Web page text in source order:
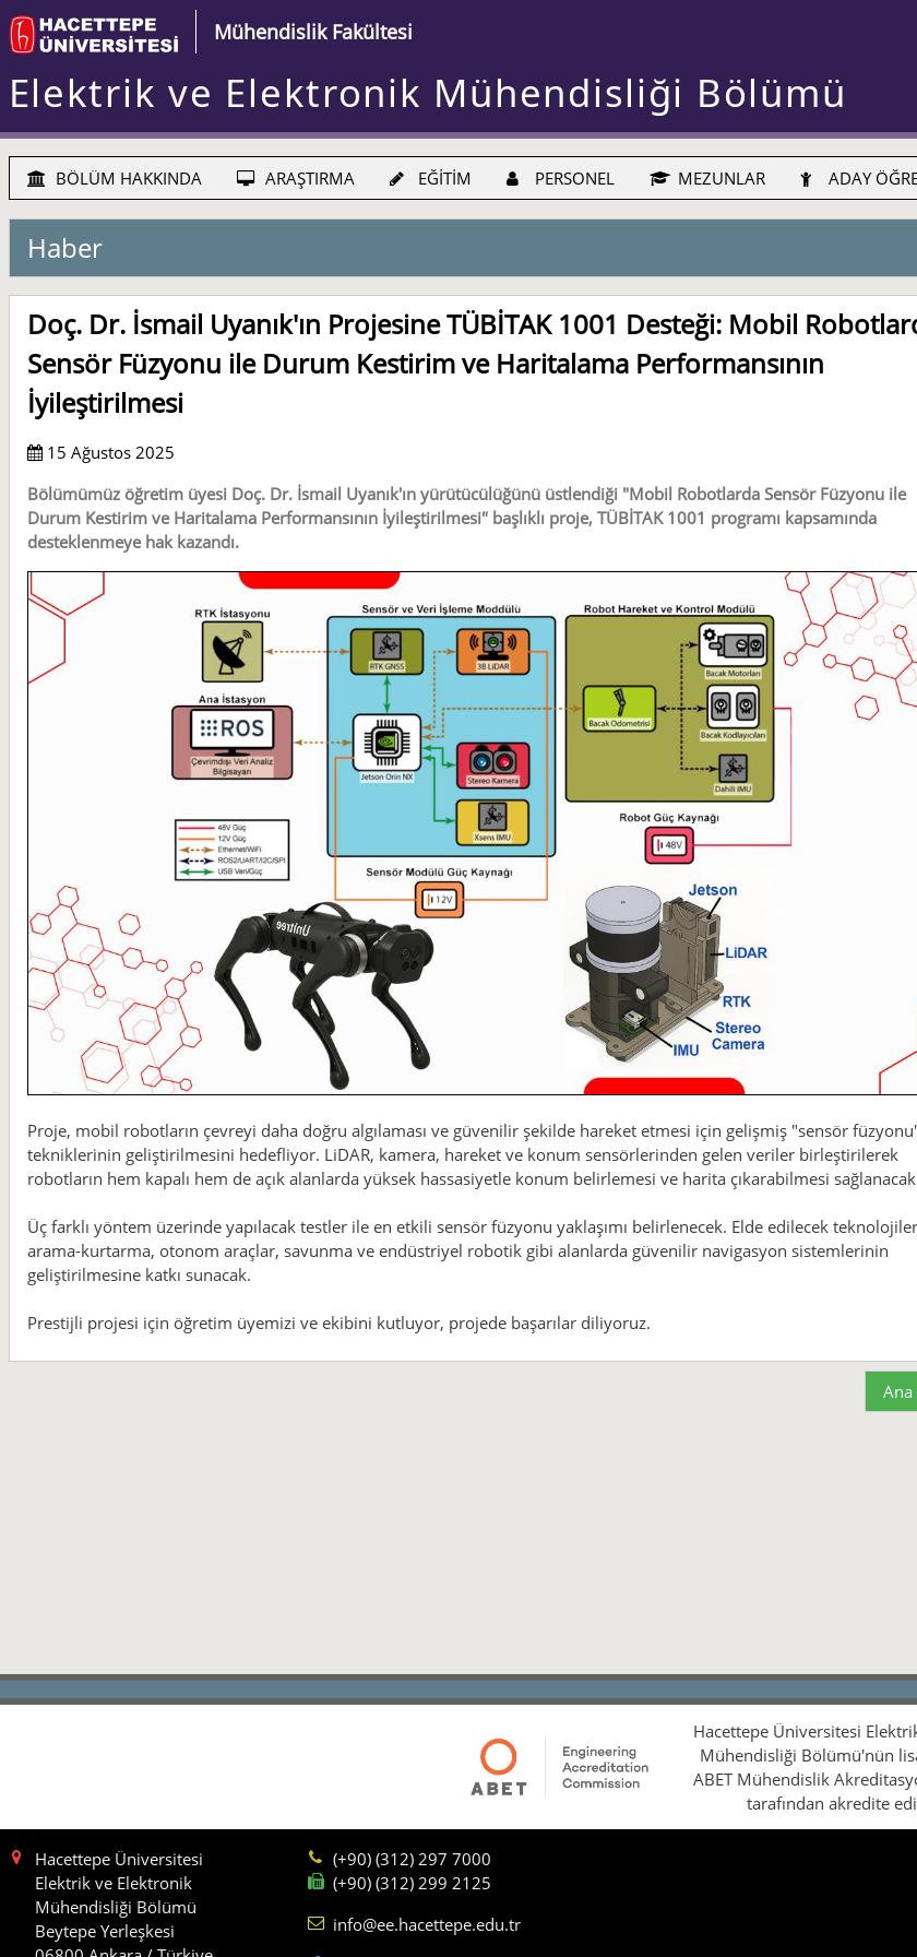
Mühendislik Fakültesi
Elektrik ve Elektronik Mühendisliği Bölümü
BÖLÜM HAKKINDA ARAŞTIRMA EĞİTİM PERSONEL MEZUNLAR ADAY
Haber
Doç. Dr. İsmail Uyanık'ın Projesine TÜBİTAK 1001 Desteği: Mobil
Sensör Füzyonu ile Durum Kestirim ve Haritalama Performansının
İyileştirilmesi
15 Ağustos 2025
Bölümümüz öğretim üyesi Doç. Dr. İsmail Uyanık'ın yürütücülüğünü üstlendiği "Mobil Robotlarda Sensör Füzyonu ile
Durum Kestirim ve Haritalama Performansının İyileştirilmesi" başlıklı proje, TÜBİTAK 1001 programı kapsamında
desteklenmeye hak kazandı.
Proje, mobil robotların çevreyi daha doğru algılaması ve güvenilir şekilde hareket etmesi için gelişmiş "sensör
tekniklerinin geliştirilmesini hedefliyor. LiDAR, kamera, hareket ve konum sensörlerinden gelen veriler birleştirilerek
robotların hem kapalı hem de açık alanlarda yüksek hassasiyetle konum belirlemesi ve harita çıkarabilmesi
Üç farklı yöntem üzerinde yapılacak testler ile en etkili sensör füzyonu yaklaşımı belirlenecek. Elde edilecek
arama-kurtarma, otonom araçlar, savunma ve endüstriyel robotik gibi alanlarda güvenilir navigasyon sistemlerinin
geliştirilmesine katkı sunacak.
Prestijli projesi için öğretim üyemizi ve ekibini kutluyor, projede başarılar diliyoruz.
Ana
Hacettepe Üniversitesi
Mühendisliği Bölümü'nün
ABET Mühendislik
tarafından akredite
Hacettepe Üniversitesi
Elektrik ve Elektronik
Mühendisliği Bölümü
Beytepe Yerleşkesi
(+90) (312) 297 7000
(+90) (312) 299 2125
info@ee.hacettepe.edu.tr